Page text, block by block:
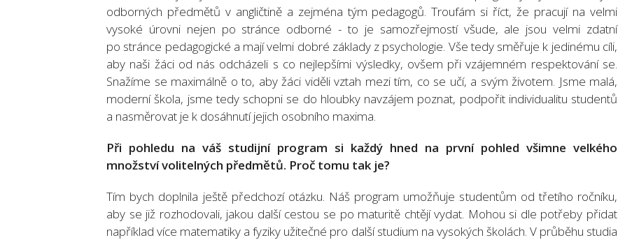
odborných předmětů v angličtině a zejména tým pedagogů. Troufám si říct, že pracují na velmi
vysoké úrovni nejen po stránce odborné - to je samozřejmostí všude, ale jsou velmi zdatní
po stránce pedagogické a mají velmi dobré základy z psychologie. Vše tedy směřuje k jedinému cíli,
aby naši žáci od nás odcházeli s co nejlepšími výsledky, ovšem při vzájemném respektování se.
Snažíme se maximálně o to, aby žáci viděli vztah mezi tím, co se učí, a svým životem. Jsme malá,
moderní škola, jsme tedy schopni se do hloubky navzájem poznat, podpořit individualitu studentů
a nasměrovat je k dosáhnutí jejich osobního maxima.
Při pohledu na váš studijní program si každý hned na první pohled všimne velkého
množství volitelných předmětů. Proč tomu tak je?
Tím bych doplnila ještě předchozí otázku. Náš program umožňuje studentům od třetího ročníku,
aby se již rozhodovali, jakou další cestou se po maturitě chtějí vydat. Mohou si dle potřeby přidat
například více matematiky a fyziky užitečné pro další studium na vysokých školách. V průběhu studia